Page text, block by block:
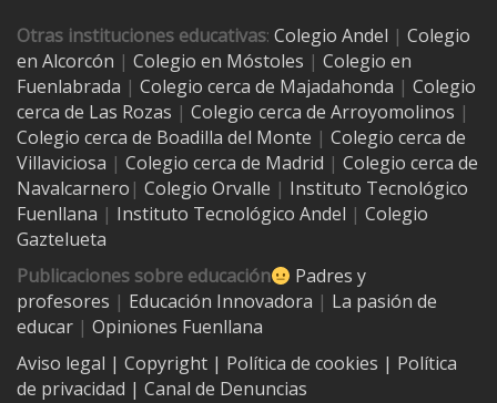
Otras instituciones educativas: Colegio Andel | Colegio
en Alcorcón | Colegio en Móstoles | Colegio en
Fuenlabrada | Colegio cerca de Majadahonda | Colegio
cerca de Las Rozas | Colegio cerca de Arroyomolinos |
Colegio cerca de Boadilla del Monte | Colegio cerca de
Villaviciosa | Colegio cerca de Madrid | Colegio cerca de
Navalcarnero | Colegio Orvalle | Instituto Tecnológico
Fuenllana | Instituto Tecnológico Andel | Colegio
Gaztelueta
Publicaciones sobre educación
Padres y
profesores | Educación Innovadora | La pasión de
educar | Opiniones Fuenllana
Aviso legal | Copyright | Política de cookies | Política
de privacidad | Canal de Denuncias